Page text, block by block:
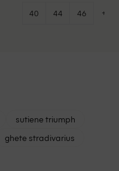
40 44 46 +1
sutiene triumph
ghete stradivarius